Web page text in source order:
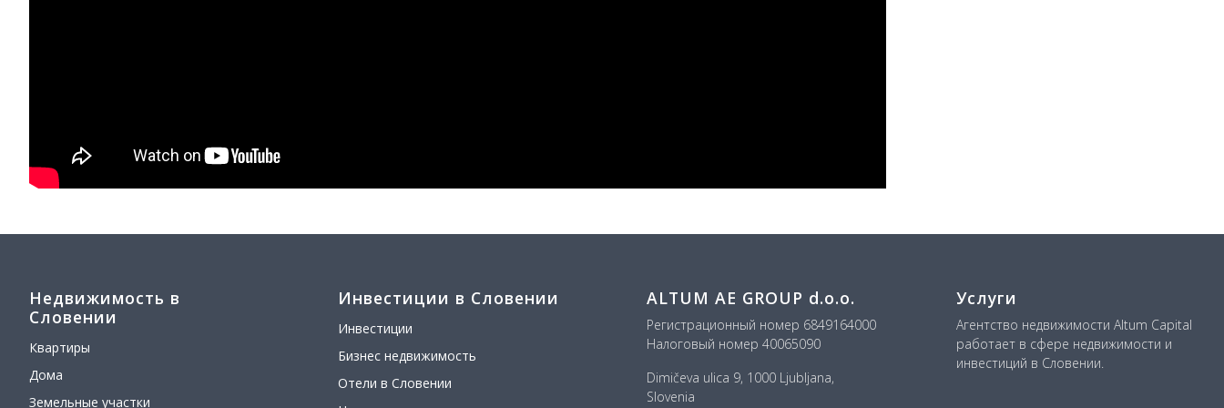
Недвижимость в
Словении
Квартиры
Дома
Земельные участки
Инвестиции в Словении
Инвестиции
Бизнес недвижимость
Отели в Словении
ALTUM AE GROUP d.o.o.
Регистрационный номер 6849164000
Налоговый номер 40065090
Dimičeva ulica 9, 1000 Ljubljana,
Slovenia
Услуги
Агентство недвижимости Altum Capital
работает в сфере недвижимости и
инвестиций в Словении.